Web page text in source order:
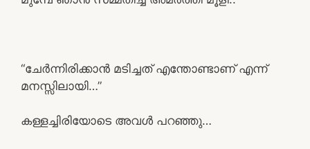
“ചേർന്നിരിക്കാൻ മടിച്ചത് എന്തോണ്ടാണ് എന്ന്
മനസ്സിലായി…”
കള്ളച്ചിരിയോടെ അവൾ പറഞ്ഞു…